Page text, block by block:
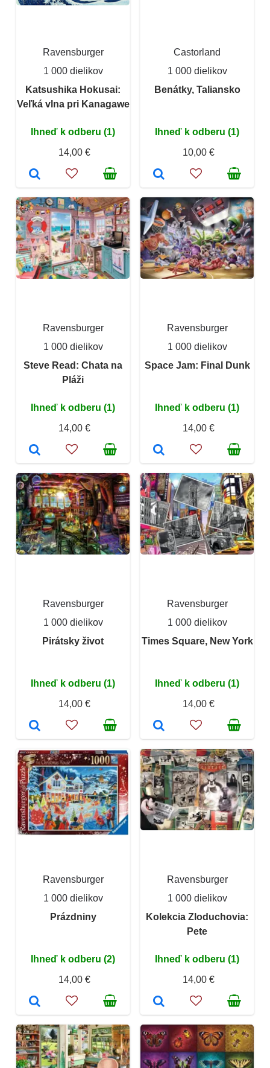
Ravensburger
1 000 dielikov
Katsushika Hokusai:
Veľká vlna pri Kanagawe
Ihneď k odberu (1)
14,00 €
Castorland
1 000 dielikov
Benátky, Taliansko
Ihneď k odberu (1)
10,00 €
Ravensburger
1 000 dielikov
Steve Read: Chata na
Pláži
Ihneď k odberu (1)
14,00 €
Ravensburger
1 000 dielikov
Space Jam: Final Dunk
Ihneď k odberu (1)
14,00 €
Ravensburger
1 000 dielikov
Pirátsky život
Ihneď k odberu (1)
14,00 €
Ravensburger
1 000 dielikov
Times Square, New York
Ihneď k odberu (1)
14,00 €
Ravensburger
1 000 dielikov
Prázdniny
Ihneď k odberu (2)
14,00 €
Ravensburger
1 000 dielikov
Kolekcia Zloduchovia:
Pete
Ihneď k odberu (1)
14,00 €